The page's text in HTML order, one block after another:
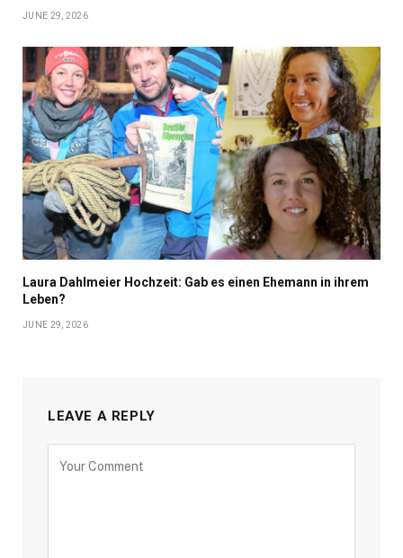
JUNE 29, 2026
Laura Dahlmeier Hochzeit: Gab es einen Ehemann in ihrem
Leben?
JUNE 29, 2026
LEAVE A REPLY